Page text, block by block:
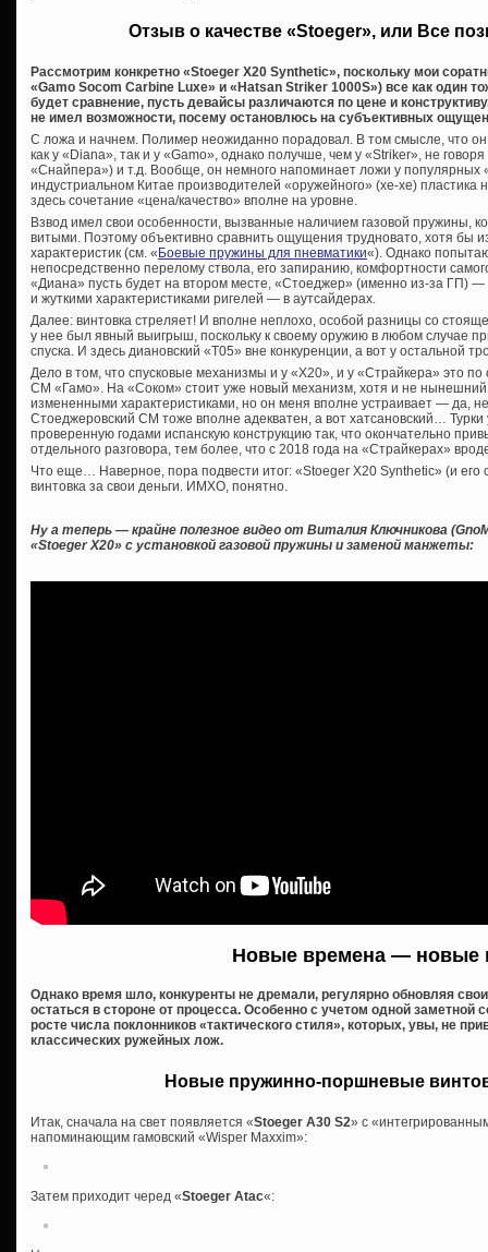
Отзыв о качестве «Stoeger», или Все
Рассмотрим конкретно «Stoeger X20 Synthetic», поскольку мои
«Gamo Socom Carbine Luxe» и «Hatsan Striker 1000S») все как один
будет сравнение, пусть девайсы различаются по цене и
не имел возможности, посему остановлюсь на субъективных
С ложа и начнем. Полимер неожиданно порадовал. В том смысле, что он
как у «Diana», так и у «Gamo», однако получше, чем у «Striker», не
«Снайпера») и т.д. Вообще, он немного напоминает ложи у
индустриальном Китае производителей «оружейного» (хе-хе)
здесь сочетание «цена/качество» вполне на уровне.
Взвод имел свои особенности, вызванные наличием газовой пружины,
витыми. Поэтому объективно сравнить ощущения трудновато, хотя бы
характеристик (см. « Боевые пружины для пневматики«). Однако
непосредственно перелому ствола, его запиранию, комфортности
«Диана» пусть будет на втором месте, «Стоеджер» (именно из-за ГП)
и жуткими характеристиками ригелей — в аутсайдерах.
Далее: винтовка стреляет! И вполне неплохо, особой разницы со
у нее был явный выигрыш, поскольку к своему оружию в любом случае
спуска. И здесь диановский «Т05» вне конкуренции, а вот у остальной
Дело в том, что спусковые механизмы и у «Х20», и у «Страйкера» это по
СМ «Гамо». На «Соком» стоит уже новый механизм, хотя и не нынешний
измененными характеристиками, но он меня вполне устраивает — да,
Стоеджеровский СМ тоже вполне адекватен, а вот хатсановский…
проверенную годами испанскую конструкцию так, что окончательно
отдельного разговора, тем более, что с 2018 года на «Страйкерах»
Что еще… Наверное, пора подвести итог: «Stoeger X20 Synthetic» (и его
винтовка за свои деньги. ИМХО, понятно.
Ну а теперь — крайне полезное видео от Виталия Ключникова
«Stoeger X20» с установкой газовой пружины и заменой манжеты:
Новые времена — новые
Однако время шло, конкуренты не дремали, регулярно обновляя
остаться в стороне от процесса. Особенно с учетом одной заметной
росте числа поклонников «тактического стиля», которых, увы, не
классических ружейных лож.
Новые пружинно-поршневые
Итак, сначала на свет появляется «Stoeger A30 S2» с
напоминающим гамовский «Wisper Maxxim»:
Затем приходит черед «Stoeger Atac«: